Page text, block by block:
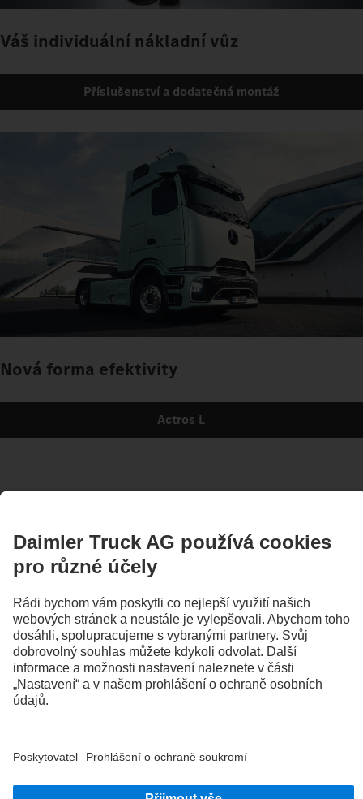
Váš individuální nákladní vůz
Příslušenství a dodatečná montáž
Nová forma efektivity
Actros L
Na vyobrazeních a v textech mohou být uvedeny také příplatkové výbavy a
příslušenství, které nejsou součástí standardní dodávky. Poskytnutá vyobrazení jsou
jen příklady a neodráží skutečný stav originálních vozidel. Vzhled originálních vozidel
obsahovat také typy, služby pro zákazníky, služby a výrobky, které nejsou v
jednotlivých zemích nabízeny.
Daimler Truck AG, jako mezinárodně působící společnost, považuje rovné příležitosti,
rozmanitost, otevřenost a respekt za základní hodnoty. To ukazujeme tím, jak
myslíme, jednáme a komunikujeme. Všechny zvolené výrazy zahrnují samozřejmě
všechna pohlaví a všechny identity.
řízení vozidla nese i nadále v plném rozsahu řidič.